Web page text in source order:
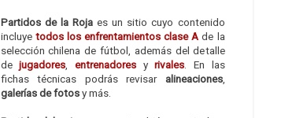
Partidos de la Rojaes un sitio cuyo contenido
incluye todos los enfrentamientos clase A de la
selección chilena de fútbol, además del detalle
dejugadores entrenadoresyrivales . En las
fichas técnicas podrás revisar alineaciones,
galerías de fotosy más.